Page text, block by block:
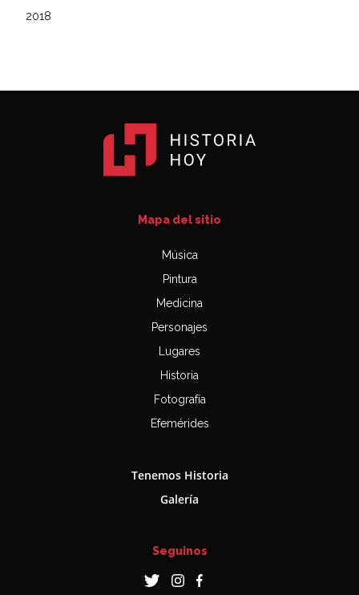
2018
Mapa del sitio
Música
Pintura
Medicina
Personajes
Lugares
Historia
Fotografía
Efemérides
Tenemos Historia
Galería
Seguinos